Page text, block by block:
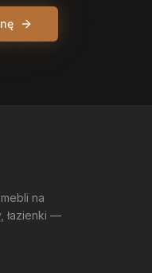
na
łazienki —